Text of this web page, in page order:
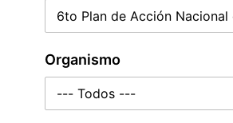
Organismo